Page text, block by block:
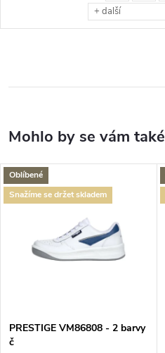
+ další
Oblíbené
Snažíme se držet skladem
PRESTIGE VM86808 - 2 barvy
č